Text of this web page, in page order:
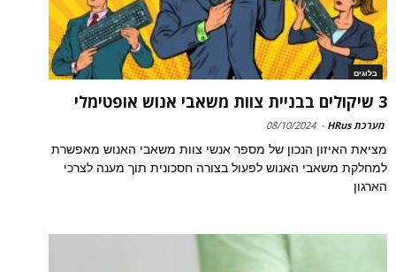
בלוגים
3 שיקולים בבניית צוות משאבי אנוש אופטימלי
מערכת HRus -
08/10/2024
מציאת האיזון הנכון של מספר אנשי צוות משאבי האנוש מאפשרת
למחלקת משאבי האנוש לפעול בצורה חסכונית תוך מענה לצרכי
הארגון